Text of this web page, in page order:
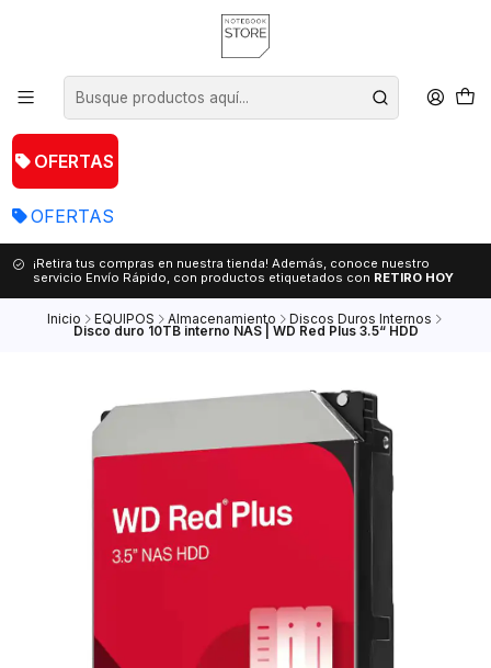
OFERTAS
OFERTAS
¡Retira tus compras en nuestra tienda! Además, conoce nuestro
servicio Envío Rápido, con productos etiquetados con RETIRO HOY
Inicio EQUIPOS Almacenamiento Discos Duros Internos
Disco duro 10TB interno NAS | WD Red Plus 3.5“ HDD